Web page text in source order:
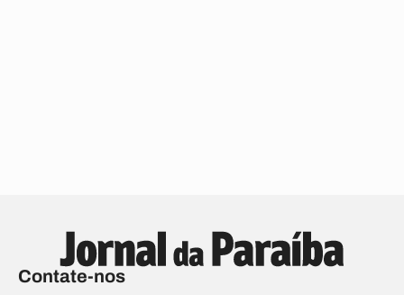
Contate-nos